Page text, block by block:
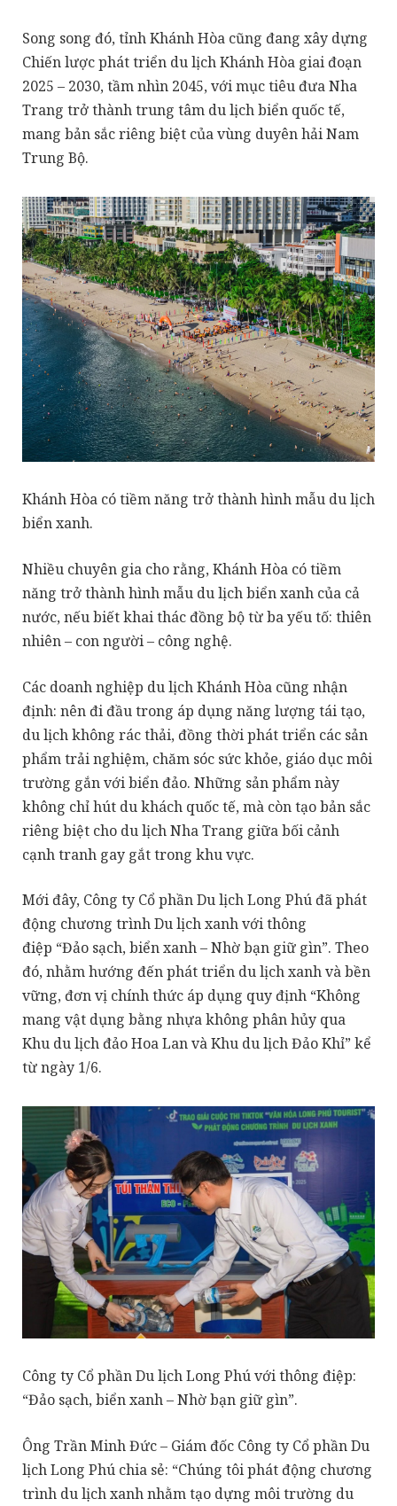
Song song đó, tỉnh Khánh Hòa cũng đang xây dựng
Chiến lược phát triển du lịch Khánh Hòa giai đoạn
2025 – 2030, tầm nhìn 2045, với mục tiêu đưa Nha
Trang trở thành trung tâm du lịch biển quốc tế,
mang bản sắc riêng biệt của vùng duyên hải Nam
Trung Bộ.
Khánh Hòa có tiềm năng trở thành hình mẫu du lịch
biển xanh.
Nhiều chuyên gia cho rằng, Khánh Hòa có tiềm
năng trở thành hình mẫu du lịch biển xanh của cả
nước, nếu biết khai thác đồng bộ từ ba yếu tố: thiên
nhiên – con người – công nghệ.
Các doanh nghiệp du lịch Khánh Hòa cũng nhận
định: nên đi đầu trong áp dụng năng lượng tái tạo,
du lịch không rác thải, đồng thời phát triển các sản
phẩm trải nghiệm, chăm sóc sức khỏe, giáo dục môi
trường gắn với biển đảo. Những sản phẩm này
không chỉ hút du khách quốc tế, mà còn tạo bản sắc
riêng biệt cho du lịch Nha Trang giữa bối cảnh
cạnh tranh gay gắt trong khu vực.
Mới đây, Công ty Cổ phần Du lịch Long Phú đã phát
động chương trình Du lịch xanh với thông
điệp “Đảo sạch, biển xanh – Nhờ bạn giữ gìn”. Theo
đó, nhằm hướng đến phát triển du lịch xanh và bền
vững, đơn vị chính thức áp dụng quy định “Không
mang vật dụng bằng nhựa không phân hủy qua
Khu du lịch đảo Hoa Lan và Khu du lịch Đảo Khỉ” kể
từ ngày 1/6.
Công ty Cổ phần Du lịch Long Phú với thông điệp:
“Đảo sạch, biển xanh – Nhờ bạn giữ gìn”.
Ông Trần Minh Đức – Giám đốc Công ty Cổ phần Du
lịch Long Phú chia sẻ: “Chúng tôi phát động chương
trình du lịch xanh nhằm tạo dựng môi trường du